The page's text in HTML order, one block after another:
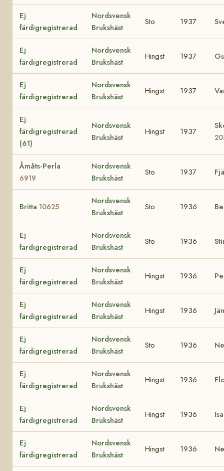
Ej
färdigregistrerad
Nordsvensk
Brukshäst
Sto 1937
Ej
färdigregistrerad
Nordsvensk
Brukshäst
Hingst 1937
Ej
färdigregistrerad
Nordsvensk
Brukshäst
Hingst 1937
Ej
färdigregistrerad
(61)
Nordsvensk
Brukshäst
Hingst 1937
Åmåts-Perla
6919
Nordsvensk
Brukshäst
Sto 1937
Britta 10625
Nordsvensk
Brukshäst
Sto 1936
Ej
färdigregistrerad
Nordsvensk
Brukshäst
Sto 1936
Ej
färdigregistrerad
Nordsvensk
Brukshäst
Hingst 1936
Ej
färdigregistrerad
Nordsvensk
Brukshäst
Hingst 1936
Ej
färdigregistrerad
Nordsvensk
Brukshäst
Sto 1936
Ej
färdigregistrerad
Nordsvensk
Brukshäst
Hingst 1936
Ej
färdigregistrerad
Nordsvensk
Brukshäst
Hingst 1936
Ej
färdigregistrerad
Nordsvensk
Brukshäst
Hingst 1936